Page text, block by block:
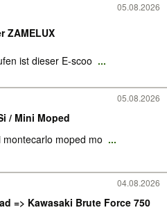
05.08.2026
ZAMELUX
ist dieser E-scoo ...
05.08.2026
/ Mini Moped
montecarlo moped mo ...
04.08.2026
=> Kawasaki Brute Force 750